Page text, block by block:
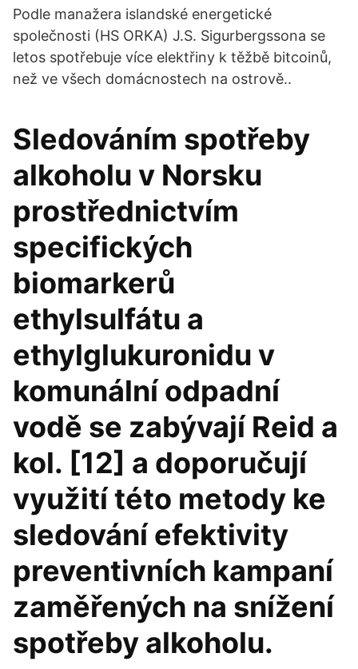
Podle manažera islandské energetické
společnosti (HS ORKA) J.S. Sigurbergssona se
letos spotřebuje více elektřiny k těžbě bitcoinů,
než ve všech domácnostech na ostrově..
Sledováním spotřeby
alkoholu v Norsku
prostřednictvím
specifických
biomarkerů
ethylsulfátu a
ethylglukuronidu v
komunální odpadní
vodě se zabývají Reid a
kol. [12] a doporučují
využití této metody ke
sledování efektivity
preventivních kampaní
zaměřených na snížení
spotřeby alkoholu.